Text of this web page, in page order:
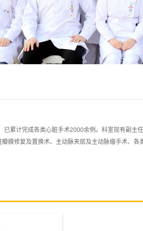
累计完成各类心脏手术2000余例。科室现有副主
膜修复及置换术、主动脉夹层及主动脉瘤手术、